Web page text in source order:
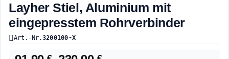
Layher Stiel, Aluminium mit
eingepresstem Rohrverbinder
Art.-Nr.3200100-X